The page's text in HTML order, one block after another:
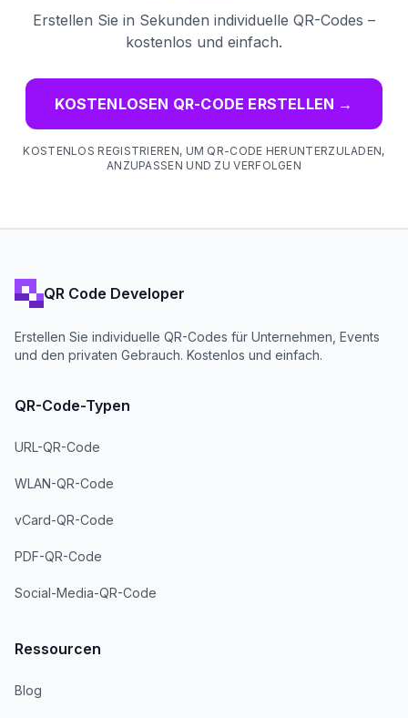
Erstellen Sie in Sekunden individuelle QR-Codes –
kostenlos und einfach.
KOSTENLOSEN QR-CODE ERSTELLEN →
KOSTENLOS REGISTRIEREN, UM QR-CODE HERUNTERZULADEN,
ANZUPASSEN UND ZU VERFOLGEN
QR Code Developer
Erstellen Sie individuelle QR-Codes für Unternehmen, Events
und den privaten Gebrauch. Kostenlos und einfach.
QR-Code-Typen
URL-QR-Code
WLAN-QR-Code
vCard-QR-Code
PDF-QR-Code
Social-Media-QR-Code
Ressourcen
Blog